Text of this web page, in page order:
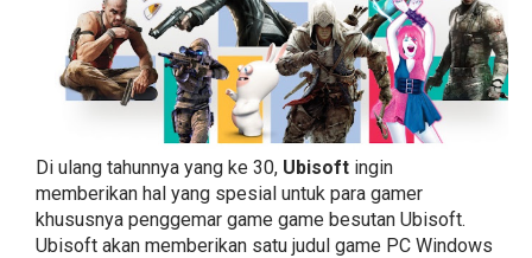
Di ulang tahunnya yang ke 30, Ubisoft ingin
memberikan hal yang spesial untuk para gamer
khususnya penggemar game game besutan Ubisoft.
Ubisoft akan memberikan satu judul game PC Windows